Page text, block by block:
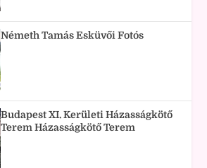
Németh Tamás Esküvői Fotós
Budapest XI. Kerületi Házasságkötő
Terem Házasságkötő Terem